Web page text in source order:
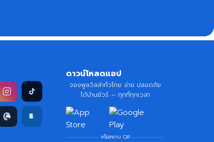
ดาวน์โหลดแอป
จองพูลวิลล่าทั่วไทย ง่าย ปลอดภัย
ได้บ้านชัวร์ — ทุกที่ทุกเวลา
หรือสแกน QR